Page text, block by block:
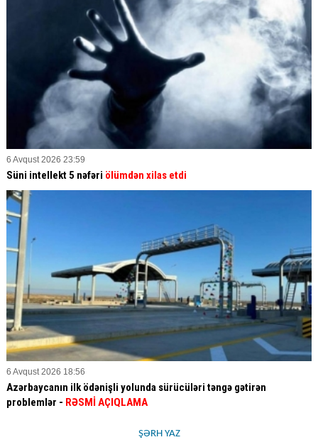
6 Avqust 2026 23:59
Süni intellekt 5 nəfəri ölümdən xilas etdi
6 Avqust 2026 18:56
Azərbaycanın ilk ödənişli yolunda sürücüləri təngə gətirən
problemlər - RƏSMİ AÇIQLAMA
ŞƏRH YAZ